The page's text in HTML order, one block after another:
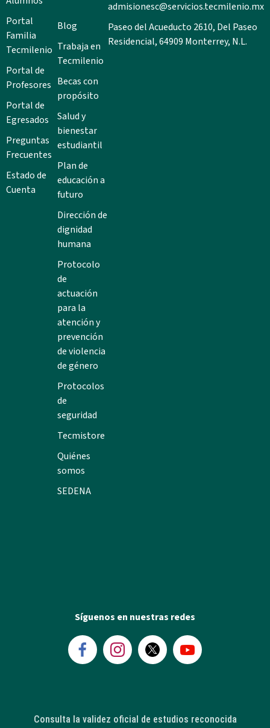
Portal
Familia
Tecmilenio
Portal de
Profesores
Portal de
Egresados
Preguntas
Frecuentes
Estado de
Cuenta
Blog
Trabaja en
Tecmilenio
Becas con
propósito
Salud y
bienestar
estudiantil
Plan de
educación a
futuro
Dirección de
dignidad
humana
Protocolo
de
actuación
para la
atención y
prevención
de violencia
de género
Protocolos
de
seguridad
Tecmistore
Quiénes
somos
SEDENA
admisionesc@servicios.tecmilenio.mx
Paseo del Acueducto 2610, Del Paseo
Residencial, 64909 Monterrey, N.L.
Síguenos en nuestras redes
Consulta la validez oficial de estudios reconocida